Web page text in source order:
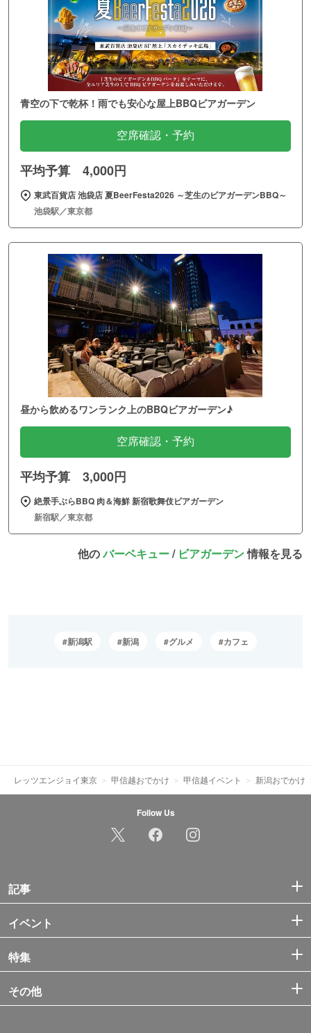
青空の下で乾杯！雨でも安心な屋上BBQビアガーデン
空席確認・予約
平均予算 4,000円
東武百貨店 池袋店 夏BeerFesta2026 ～芝生のビアガーデンBBQ～
池袋駅／東京都
昼から飲めるワンランク上のBBQビアガーデン♪
空席確認・予約
平均予算 3,000円
絶景手ぶらBBQ 肉＆海鮮 新宿歌舞伎ビアガーデン
新宿駅／東京都
他のバーベキュー/ ビアガーデン情報を見る
新潟駅 新潟 グルメ カフェ
レッツエンジョイ東京 甲信越おでかけ 甲信越イベント 新潟おでかけ
Follow Us
記事
イベント
特集
その他